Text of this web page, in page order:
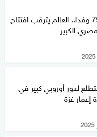
بمشاركة 79 وفدا.. العالم يترقب افتتاح
الكبير
لدور أوروبي كبير في
إعمار غزة